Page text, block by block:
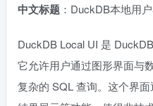
中文标题 ：DuckDB本地用
DuckDB Local UI 是
它允许用户通过图形界面与
复杂的 SQL 查询。这个界面